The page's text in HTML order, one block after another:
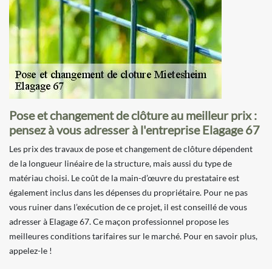
Pose et changement de clôture au meilleur prix :
pensez à vous adresser à l'entreprise Elagage 67
Les prix des travaux de pose et changement de clôture dépendent
de la longueur linéaire de la structure, mais aussi du type de
matériau choisi. Le coût de la main-d’œuvre du prestataire est
également inclus dans les dépenses du propriétaire. Pour ne pas
vous ruiner dans l’exécution de ce projet, il est conseillé de vous
adresser à Elagage 67. Ce maçon professionnel propose les
meilleures conditions tarifaires sur le marché. Pour en savoir plus,
appelez-le !